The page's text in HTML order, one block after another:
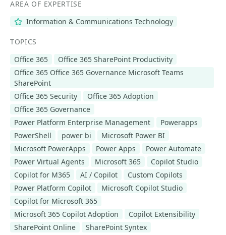
AREA OF EXPERTISE
Information & Communications Technology
TOPICS
Office 365
Office 365 SharePoint Productivity
Office 365 Office 365 Governance Microsoft Teams
SharePoint
Office 365 Security
Office 365 Adoption
Office 365 Governance
Power Platform Enterprise Management
Powerapps
PowerShell
power bi
Microsoft Power BI
Microsoft PowerApps
Power Apps
Power Automate
Power Virtual Agents
Microsoft 365
Copilot Studio
Copilot for M365
AI / Copilot
Custom Copilots
Power Platform Copilot
Microsoft Copilot Studio
Copilot for Microsoft 365
Microsoft 365 Copilot Adoption
Copilot Extensibility
SharePoint Online
SharePoint Syntex